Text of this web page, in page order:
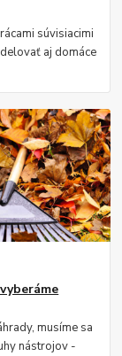
súvisiacimi
aj domáce
musíme sa
nástrojov -